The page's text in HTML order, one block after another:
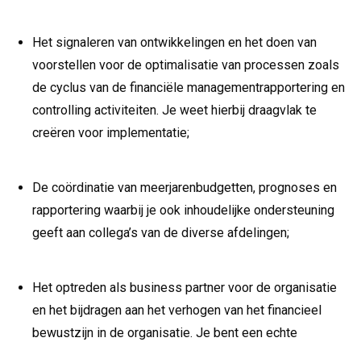
Het signaleren van ontwikkelingen en het doen van
voorstellen voor de optimalisatie van processen zoals
de cyclus van de financiële managementrapportering en
controlling activiteiten. Je weet hierbij draagvlak te
creëren voor implementatie;
De coördinatie van meerjarenbudgetten, prognoses en
rapportering waarbij je ook inhoudelijke ondersteuning
geeft aan collega’s van de diverse afdelingen;
Het optreden als business partner voor de organisatie
en het bijdragen aan het verhogen van het financieel
bewustzijn in de organisatie. Je bent een echte